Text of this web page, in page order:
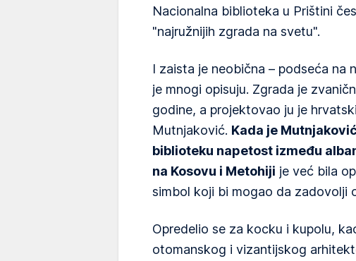
Nacionalna biblioteka u Prištini
"najružnijih zgrada na svetu".
I zaista je neobična – podseća na
je mnogi opisuju. Zgrada je
godine, a projektovao ju je
Mutnjaković. Kada je
biblioteku napetost između
na Kosovu i Metohiji je već bila
simbol koji bi mogao da zadovolji
Opredelio se za kocku i kupolu,
otomanskog i vizantijskog